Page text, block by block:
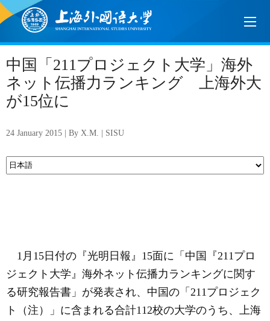
中国「211プロジェクト大学」海外
ネット伝播力ランキング 上海外大
が15位に
24 January 2015 | By X.M. | SISU
1 月 15日付の『光明日報』 15面に「中国『211 プロ
ジェクト大学』海外ネット伝播力ランキングに関す
る研究報告書」が発表され、中国の「 211 プロジェク
ト（注）」に含まれる合計112校の大学のうち、上海